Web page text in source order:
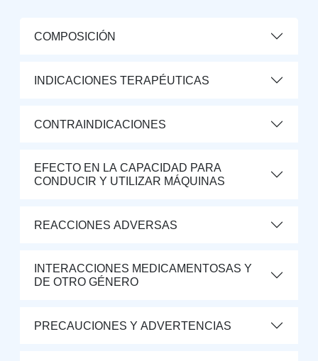
COMPOSICIÓN
INDICACIONES TERAPÉUTICAS
CONTRAINDICACIONES
EFECTO EN LA CAPACIDAD PARA
CONDUCIR Y UTILIZAR MÁQUINAS
REACCIONES ADVERSAS
INTERACCIONES MEDICAMENTOSAS Y
DE OTRO GÉNERO
PRECAUCIONES Y ADVERTENCIAS